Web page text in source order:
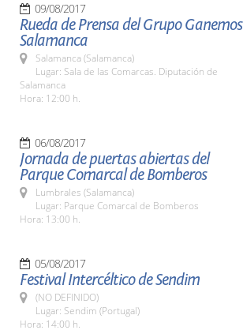
09/08/2017
Rueda de Prensa del Grupo Ganemos
Salamanca
Salamanca (Salamanca)
Lugar: Sala de las Comarcas. Diputación de
Salamanca
Hora: 12:00 h.
06/08/2017
Jornada de puertas abiertas del
Parque Comarcal de Bomberos
Lumbrales (Salamanca)
Lugar: Parque Comarcal de Bomberos
Hora: 13:00 h.
05/08/2017
Festival Intercéltico de Sendim
(NO DEFINIDO)
Lugar: Sendim (Portugal)
Hora: 14:00 h.